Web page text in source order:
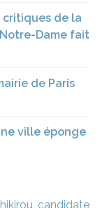
critiques de la
Dame fait
de Paris
ville éponge
candidate